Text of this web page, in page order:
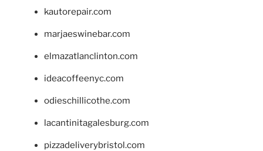
kautorepair.com
marjaeswinebar.com
elmazatlanclinton.com
ideacoffeenyc.com
odieschillicothe.com
lacantinitagalesburg.com
pizzadeliverybristol.com